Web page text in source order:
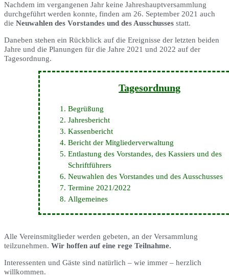
Nachdem im vergangenen Jahr keine Jahreshauptversammlung
durchgeführt werden konnte, finden am 26. September 2021 auch
die Neuwahlen des Vorstandes und des Ausschusses statt.
Daneben stehen ein Rückblick auf die Ereignisse der letzten beiden
Jahre und die Planungen für die Jahre 2021 und 2022 auf der
Tagesordnung.
Tagesordnung
Begrüßung
Jahresbericht
Kassenbericht
Bericht der Mitgliederverwaltung
Entlastung des Vorstandes, des Kassiers und des
Schriftführers
Neuwahlen des Vorstandes und des Ausschusses
Termine 2021/2022
Allgemeines
Alle Vereinsmitglieder werden gebeten, an der Versammlung
teilzunehmen. Wir hoffen auf eine rege Teilnahme.
Interessenten und Gäste sind natürlich – wie immer – herzlich
willkommen.